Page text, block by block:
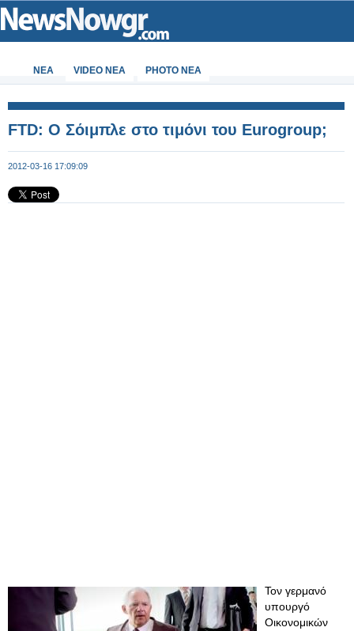
ΝΕΑ VIDEO NEA PHOTO NEA
FTD: O Σόιμπλε στο τιμόνι του Eurogroup;
2012-03-16 17:09:09
Τον γερμανό
υπουργό
Οικονομικών